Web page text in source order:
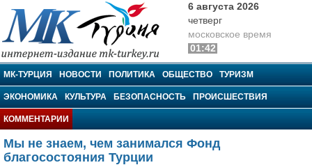
МК-Турция
6 августа 2026
четверг
московское время
01:42
МК-ТУРЦИЯ НОВОСТИ ПОЛИТИКА ОБЩЕСТВО ТУРИЗМ
ЭКОНОМИКА КУЛЬТУРА БЕЗОПАСНОСТЬ ПРОИСШЕСТВИЯ
КОММЕНТАРИИ
Мы не знаем, чем занимался Фонд
благосостояния Турции